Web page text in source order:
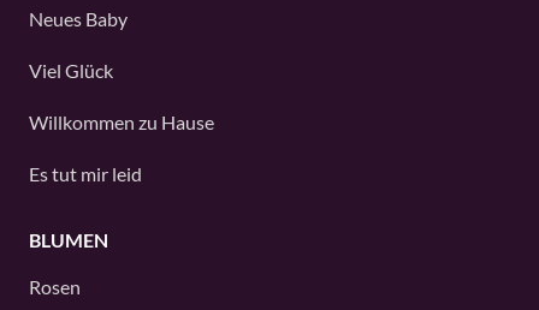
Neues Baby
Viel Glück
Willkommen zu Hause
Es tut mir leid
BLUMEN
Rosen